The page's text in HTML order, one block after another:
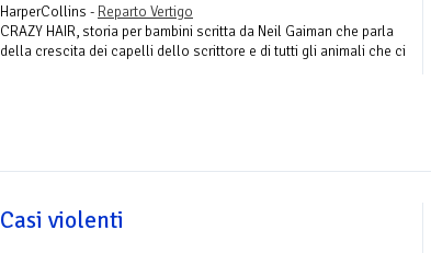
HarperCollins - Reparto Vertigo
CRAZY HAIR, storia per bambini scritta da Neil Gaiman che parla
della crescita dei capelli dello scrittore e di tutti gli animali che ci
Casi violenti